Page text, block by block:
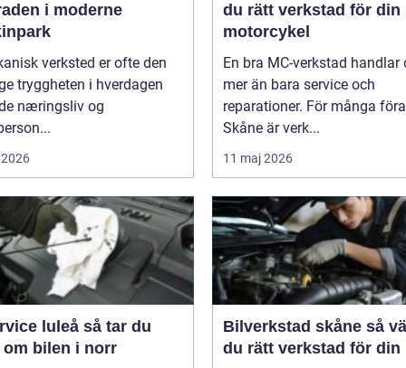
i moderne
verksted er ofte den
tryggheten i hverdagen
næringsliv og
du rätt verkstad för din
motorcykel
En bra MC-verkstad handlar
mer än bara service och
reparationer. För många
Skåne är verk...
11 maj 2026
luleå så tar du
om bilen i norr
Bilverkstad skåne så väljer
du rätt verkstad för din